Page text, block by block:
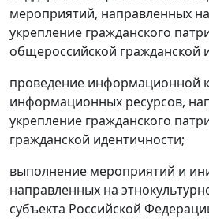
мероприятий, направленных
укрепление гражданского
общероссийской гражданской
проведение информационной
информационных ресурсов,
укрепление гражданского
гражданской идентичности;
выполнение мероприятий и
направленных на
субъекта Российской